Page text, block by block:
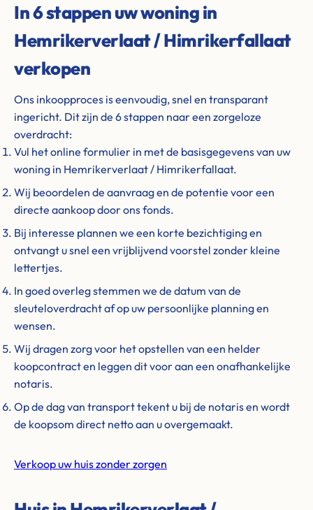
In 6 stappen uw woning in
Hemrikerverlaat / Himrikerfallaat
verkopen
Ons inkoopproces is eenvoudig, snel en transparant
ingericht. Dit zijn de 6 stappen naar een zorgeloze
overdracht:
Vul het online formulier in met de basisgegevens van uw
woning in Hemrikerverlaat / Himrikerfallaat.
Wij beoordelen de aanvraag en de potentie voor een
directe aankoop door ons fonds.
Bij interesse plannen we een korte bezichtiging en
ontvangt u snel een vrijblijvend voorstel zonder kleine
lettertjes.
In goed overleg stemmen we de datum van de
sleuteloverdracht af op uw persoonlijke planning en
wensen.
Wij dragen zorg voor het opstellen van een helder
koopcontract en leggen dit voor aan een onafhankelijke
notaris.
Op de dag van transport tekent u bij de notaris en wordt
de koopsom direct netto aan u overgemaakt.
Verkoop uw huis zonder zorgen